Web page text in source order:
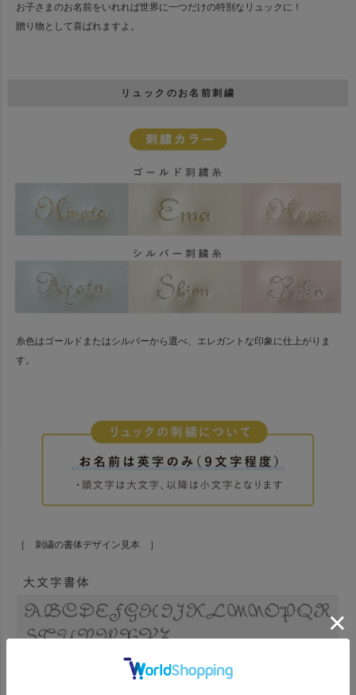
お子さまのお名前をいれれば世界に一つだけの特別なリュックに！
贈り物として喜ばれますよ。
リュックのお名前刺繍
糸色はゴールドまたはシルバーから選べ、エレガントな印象に仕上がりま
す。
［ 刺繍の書体デザイン見本 ］